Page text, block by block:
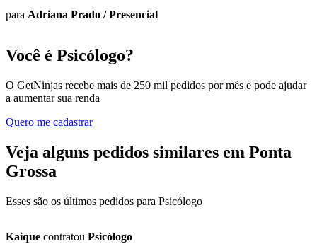
para Adriana Prado /Presencial
Você é Psicólogo?
O GetNinjas recebe mais de 250 mil pedidos por mês e pode ajudar
a aumentar sua renda
Quero me cadastrar
Veja alguns pedidos similares em Ponta
Grossa
Esses são os últimos pedidos para Psicólogo
Kaique contratou Psicólogo